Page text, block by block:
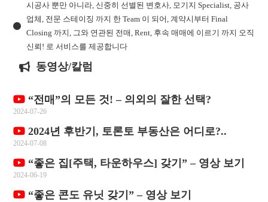
시공사 뿐만 아니라, 신중히 선별된 변호사, 모기지 Specialist, 공사
업체, 전문 스테이징 까지 한 Team 이 되어, 계약시부터 Final
Closing 까지, 그와 연관된 전매, Rent, 후속 매매에 이르기 까지 오직
신뢰! 로 서비스를 제공합니다
동영상/칼럼
“전매”의 모든 것! – 의외의 잘한 선택?
2024-07-26
2024년 후반기, 토론토 부동산은 어디로?..
2024-07-08
“좋은 집[주택, 타운하우스] 갖기” – 영상 보기
2024-06-19
“좋은 콘도 유닛 갖기” – 영상 보기